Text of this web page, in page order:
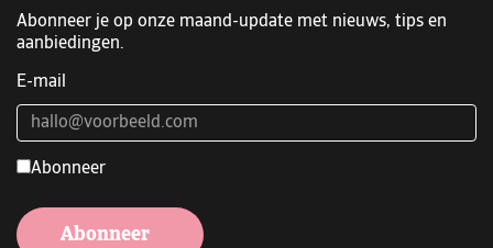
Abonneer je op onze maand-update met nieuws, tips en
aanbiedingen.
E-mail
Abonneer
Abonneer